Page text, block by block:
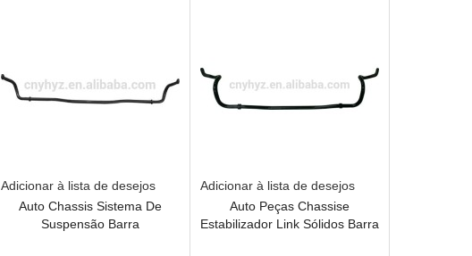
Adicionar à lista de desejos
Auto Chassis Sistema De
Suspensão Barra
Adicionar à lista de desejos
Auto Peças Chassise
Estabilizador Link Sólidos Barra